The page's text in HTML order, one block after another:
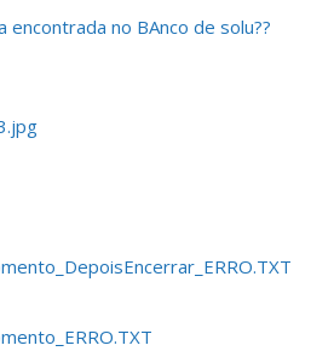
encontrada no BAnco de solu??